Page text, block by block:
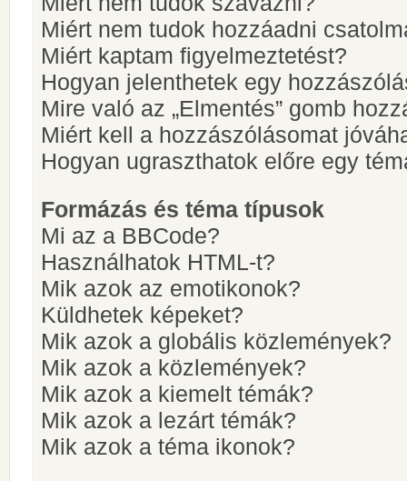
Miért nem tudok hozzáadni
Miért kaptam figyelmeztetést?
Hogyan jelenthetek egy
Mire való az „Elmentés” gomb
Miért kell a hozzászólásomat
Hogyan ugraszthatok előre egy
Formázás és téma típusok
Mi az a BBCode?
Használhatok HTML-t?
Mik azok az emotikonok?
Küldhetek képeket?
Mik azok a globális közlemények?
Mik azok a közlemények?
Mik azok a kiemelt témák?
Mik azok a lezárt témák?
Mik azok a téma ikonok?